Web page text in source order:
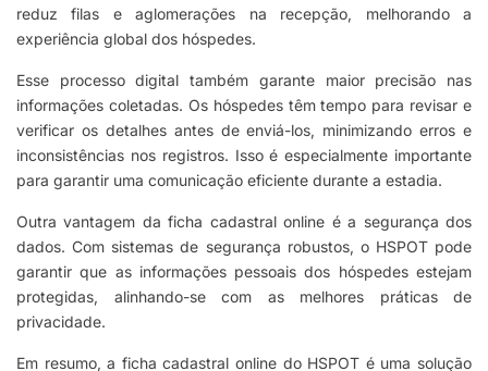
reduz filas e aglomerações na recepção, melhorando a
experiência global dos hóspedes.
Esse processo digital também garante maior precisão nas
informações coletadas. Os hóspedes têm tempo para revisar e
verificar os detalhes antes de enviá-los, minimizando erros e
inconsistências nos registros. Isso é especialmente importante
para garantir uma comunicação eficiente durante a estadia.
Outra vantagem da ficha cadastral online é a segurança dos
dados. Com sistemas de segurança robustos, o HSPOT pode
garantir que as informações pessoais dos hóspedes estejam
protegidas, alinhando-se com as melhores práticas de
privacidade.
Em resumo, a ficha cadastral online do HSPOT é uma solução